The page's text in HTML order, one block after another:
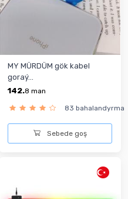
MY MÜRDÜM gök kabel
goraý...
142.8 man
83 bahalandyrma
Sebede goş